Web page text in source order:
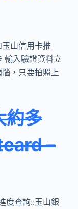
山信用卡推
輸入驗證資料立
，只要拍照上
約多
–
度查詢::玉山銀